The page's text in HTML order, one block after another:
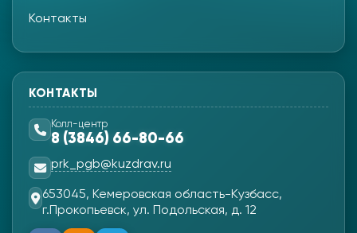
Контакты
КОНТАКТЫ
Колл-центр
8 (3846) 66-80-66
prk_pgb@kuzdrav.ru
653045, Кемеровская область-Кузбасс,
г.Прокопьевск, ул. Подольская, д. 12